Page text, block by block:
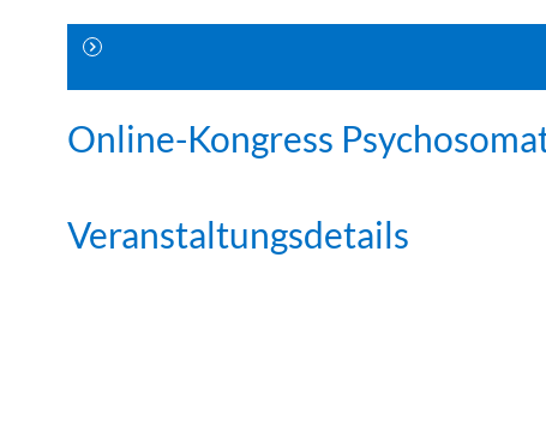
Online-Kongress
Veranstaltungsdetails